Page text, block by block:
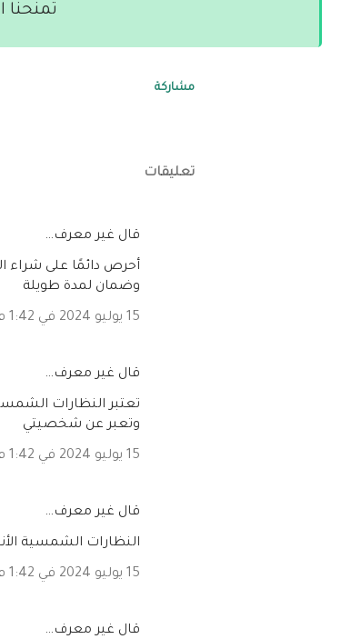
مشاركة
تعليقات
‏قال غير معرف…
أحرص دائمًا على شراء
وضمان لمدة طويلة
15 يوليو 2024 في 1:42 م
‏قال غير معرف…
تعتبر النظارات
وتعبر عن شخصيتي
15 يوليو 2024 في 1:42 م
‏قال غير معرف…
النظارات الشمسية
15 يوليو 2024 في 1:42 م
‏قال غير معرف…